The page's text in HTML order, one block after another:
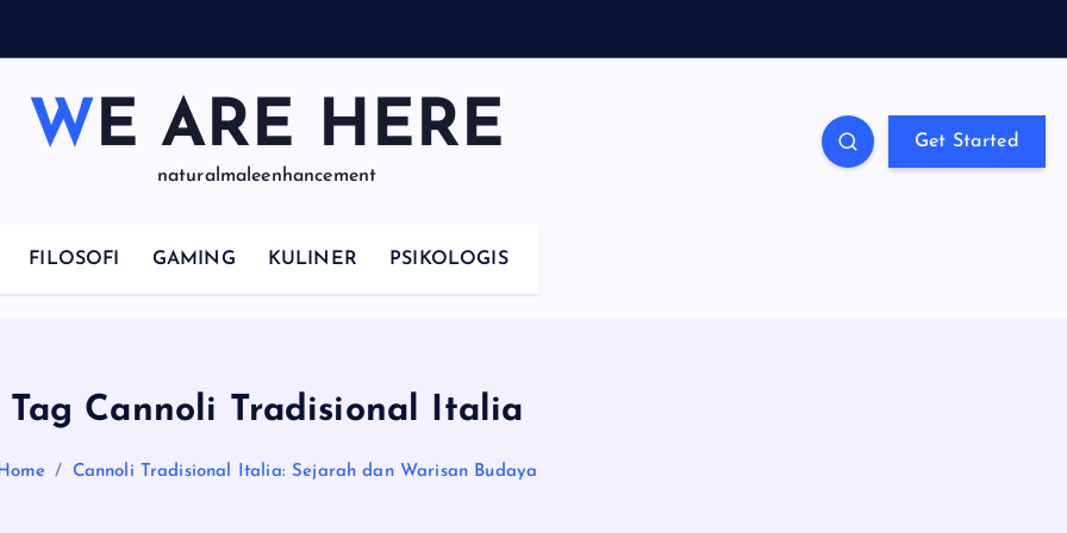
WE ARE HERE
naturalmaleenhancement
Get Started
FILOSOFI GAMING KULINER PSIKOLOGIS
Tag Cannoli Tradisional Italia
Cannoli Tradisional Italia: Sejarah dan Warisan Budaya